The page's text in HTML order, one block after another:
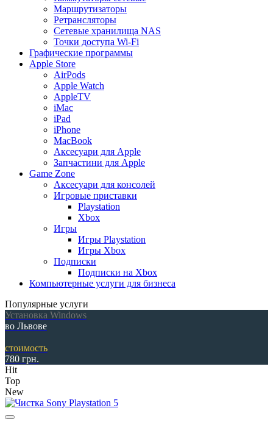
Маршрутизаторы
Ретрансляторы
Сетевые хранилища NAS
Точки доступа Wi-Fi
Графические программы
Apple Store
AirPods
Apple Watch
AppleTV
iMac
iPad
iPhone
MacBook
Аксесуари для Apple
Запчастини для Apple
Game Zone
Аксесуари для консолей
Игровые приставки
Playstation
Xbox
Игры
Игры Playstation
Игры Xbox
Подписки
Подписки на Xbox
Компьютерные услуги для бизнеса
Популярные услуги
Установка Windows
во Львове
стоимость
780 грн.
Hit
Top
New